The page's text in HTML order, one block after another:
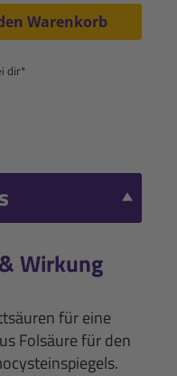
Warenkorb
dir*
Wirkung
für eine
Folsäure für den